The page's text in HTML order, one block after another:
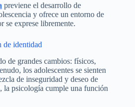
previene el desarrollo de
y ofrece un entorno de
se exprese libremente.
de identidad
de grandes cambios: físicos,
los adolescentes se sienten
de inseguridad y deseo de
la psicología cumple una función